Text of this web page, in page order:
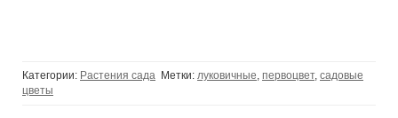
Категории: Растения сада Метки: луковичные первоцвет, садовые
цветы